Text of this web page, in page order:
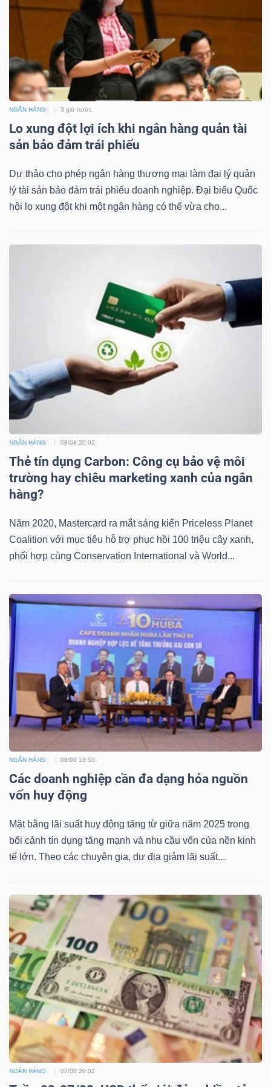
NGÂN HÀNG 3 giờ trước
Lo xung đột lợi ích khi ngân hàng quản tài
sản bảo đảm trái phiếu
Dự thảo cho phép ngân hàng thương mại làm đại lý quản
lý tài sản bảo đảm trái phiếu doanh nghiệp. Đại biểu Quốc
hội lo xung đột khi một ngân hàng có thể vừa cho...
NGÂN HÀNG 08/08 20:02
Thẻ tín dụng Carbon: Công cụ bảo vệ môi
trường hay chiêu marketing xanh của ngân
hàng?
Năm 2020, Mastercard ra mắt sáng kiến Priceless Planet
Coalition với mục tiêu hỗ trợ phục hồi 100 triệu cây xanh,
phối hợp cùng Conservation International và World...
NGÂN HÀNG 08/08 18:53
Các doanh nghiệp cần đa dạng hóa nguồn
vốn huy động
Mặt bằng lãi suất huy động tăng từ giữa năm 2025 trong
bối cảnh tín dụng tăng mạnh và nhu cầu vốn của nền kinh
tế lớn. Theo các chuyên gia, dư địa giảm lãi suất...
NGÂN HÀNG 07/08 20:02
của
tác
giả
(-)
Báo
phân
tích
(-)
Đào
tài
chính
Công
cụ
đầu
tư
thông
tài
chính
tài
chính